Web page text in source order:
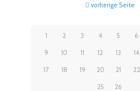
vorherige Seite
1 2 3 4 5 6
9 10 11 12 13 14
17 18 19 20 21 22
25 26